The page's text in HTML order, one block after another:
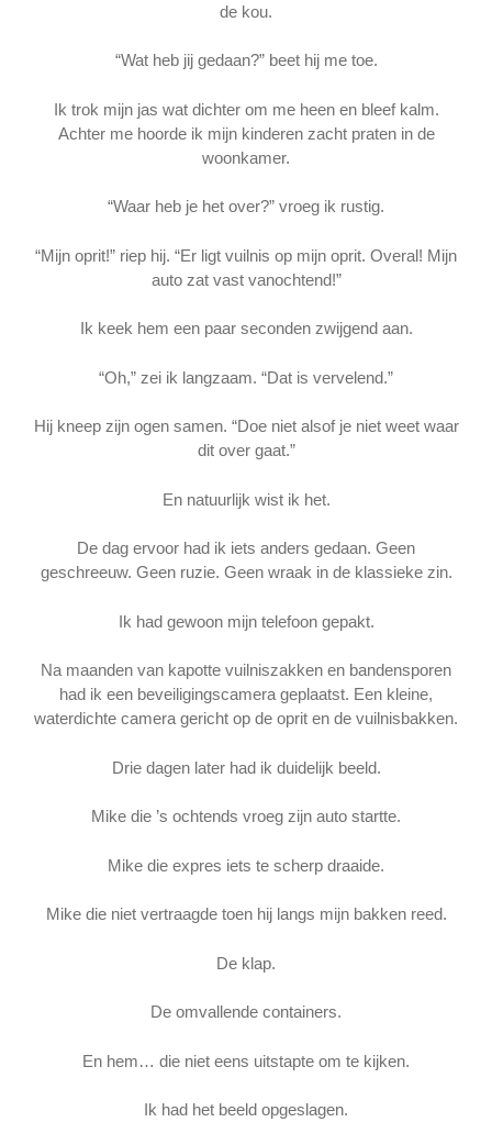
de kou.
“Wat heb jij gedaan?” beet hij me toe.
Ik trok mijn jas wat dichter om me heen en bleef kalm.
Achter me hoorde ik mijn kinderen zacht praten in de
woonkamer.
“Waar heb je het over?” vroeg ik rustig.
“Mijn oprit!” riep hij. “Er ligt vuilnis op mijn oprit. Overal! Mijn
auto zat vast vanochtend!”
Ik keek hem een paar seconden zwijgend aan.
“Oh,” zei ik langzaam. “Dat is vervelend.”
Hij kneep zijn ogen samen. “Doe niet alsof je niet weet waar
dit over gaat.”
En natuurlijk wist ik het.
De dag ervoor had ik iets anders gedaan. Geen
geschreeuw. Geen ruzie. Geen wraak in de klassieke zin.
Ik had gewoon mijn telefoon gepakt.
Na maanden van kapotte vuilniszakken en bandensporen
had ik een beveiligingscamera geplaatst. Een kleine,
waterdichte camera gericht op de oprit en de vuilnisbakken.
Drie dagen later had ik duidelijk beeld.
Mike die ’s ochtends vroeg zijn auto startte.
Mike die expres iets te scherp draaide.
Mike die niet vertraagde toen hij langs mijn bakken reed.
De klap.
De omvallende containers.
En hem… die niet eens uitstapte om te kijken.
Ik had het beeld opgeslagen.